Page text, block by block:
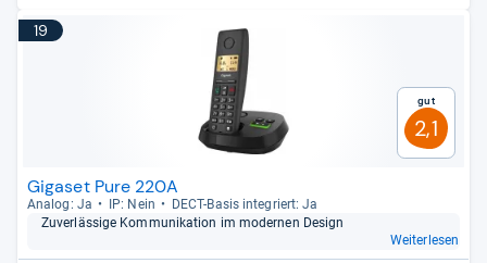
19
Gut
2,1
Gigaset Pure 220A
Ana­log: Ja IP: Nein
DECT-​Basis inte­griert: Ja
Zuver­läs­sige Kom­mu­ni­ka­tion im moder­nen Design
Weiterlesen